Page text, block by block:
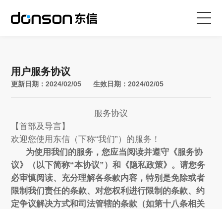
核心技术
解决方案
新闻动态
关于东信
用户服务协议
更新日期：2024/02/05 生效日期：2024/02/05
服务协议
【首部及导言】
欢迎您使用东信（下称“我们”）的服务！
为使用我们的服务，您应当阅读并遵守《服务协
议》（以下简称“本协议”）和《隐私政策》。请您务
必审慎阅读、充分理解各条款内容，特别是免除或者
限制我们责任的条款、对您权利进行限制的条款、约
定争议解决方式和司法管辖的条款（如第十八条相关